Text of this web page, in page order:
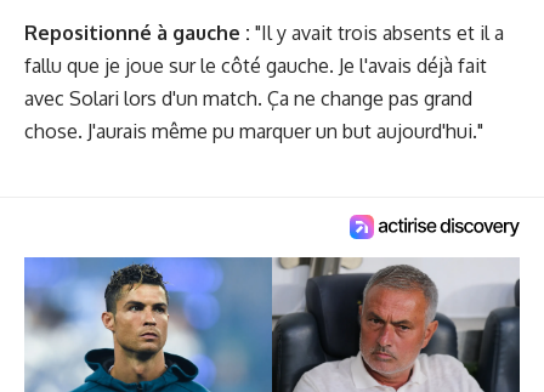
Repositionné à gauche : "Il y avait trois absents et il a
fallu que je joue sur le côté gauche. Je l'avais déjà fait
avec Solari lors d'un match. Ça ne change pas grand
chose. J'aurais même pu marquer un but aujourd'hui."